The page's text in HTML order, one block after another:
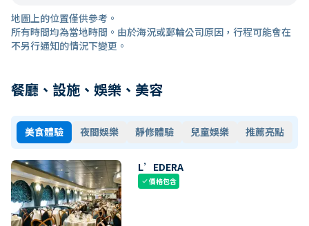
地圖上的位置僅供參考。
所有時間均為當地時間。由於海況或郵輪公司原因，行程可能會在
不另行通知的情況下變更。
餐廳、設施、娛樂、美容
美食體驗 夜間娛樂 靜修體驗 兒童娛樂 推薦亮點
L’EDERA
check價格包含